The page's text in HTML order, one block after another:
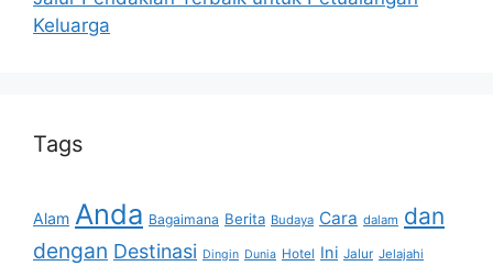
Keluarga
Tags
Alam Anda Bagaimana Berita Budaya Cara dalam dan
dengan Destinasi Dingin Dunia Hotel Ini Jalur Jelajahi